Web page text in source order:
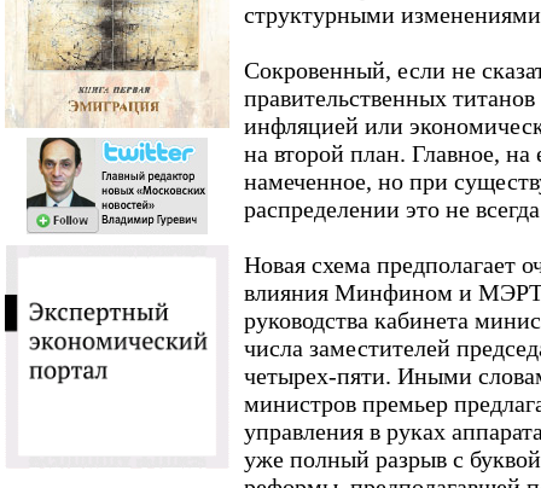
структурными изменениями
Сокровенный, если не
правительственных
инфляцией или
на второй план. Главное, на
намеченное, но при
распределении это не
Новая схема предполагает
влияния Минфином и МЭРТ
руководства кабинета
числа заместителей
четырех-пяти. Иными
министров премьер
управления в руках
уже полный разрыв с